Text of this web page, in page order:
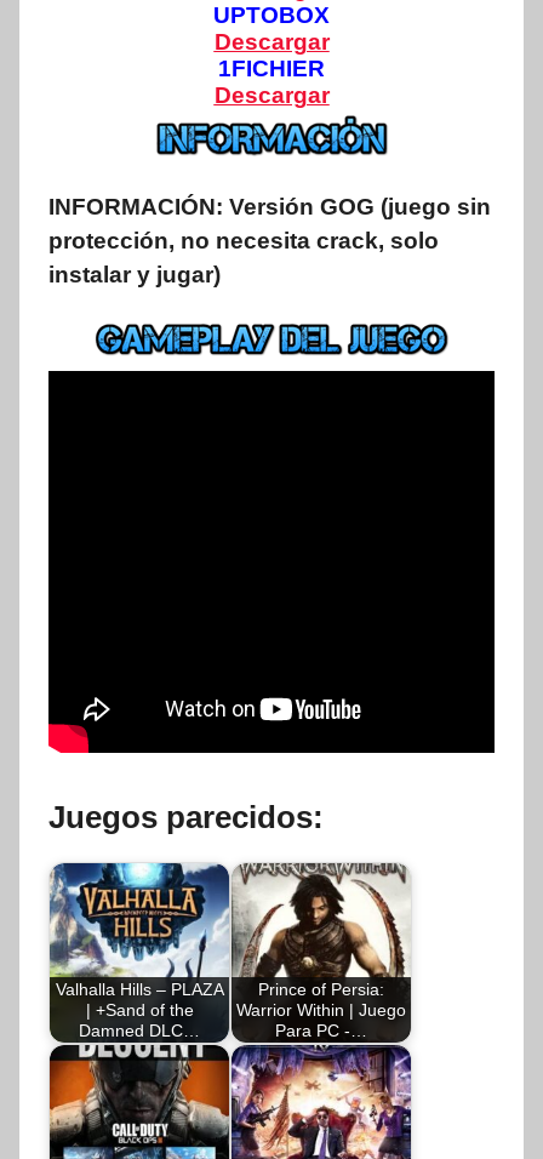
UPTOBOX
Descargar
1FICHIER
Descargar
INFORMACIÓN: Versión GOG (juego sin
protección, no necesita crack, solo
instalar y jugar)
Juegos parecidos:
Valhalla Hills – PLAZA
| +Sand of the
Damned DLC…
Prince of Persia:
Warrior Within | Juego
Para PC -…